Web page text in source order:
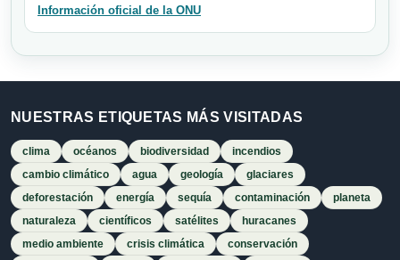
Información oficial de la ONU
NUESTRAS ETIQUETAS MÁS VISITADAS
clima océanos biodiversidad
incendios
cambio climático
agua geología
glaciares
deforestación
energía sequía contaminación
planeta
naturaleza
científicos satélites
huracanes
medio ambiente
crisis climática
conservación